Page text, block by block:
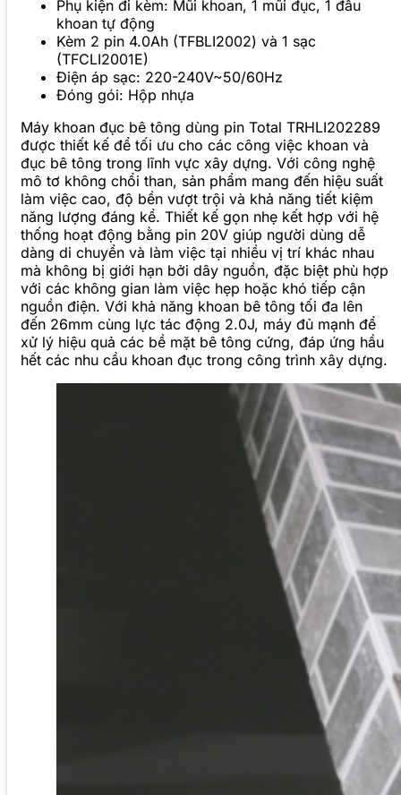
Phụ kiện đi kèm: Mũi khoan, 1 mũi đục, 1 đầu
khoan tự động
Kèm 2 pin 4.0Ah (TFBLI2002) và 1 sạc
(TFCLI2001E)
Điện áp sạc: 220-240V~50/60Hz
Đóng gói: Hộp nhựa
Máy khoan đục bê tông dùng pin Total TRHLI202289
được thiết kế để tối ưu cho các công việc khoan và
đục bê tông trong lĩnh vực xây dựng. Với công nghệ
mô tơ không chổi than, sản phẩm mang đến hiệu suất
làm việc cao, độ bền vượt trội và khả năng tiết kiệm
năng lượng đáng kể. Thiết kế gọn nhẹ kết hợp với hệ
thống hoạt động bằng pin 20V giúp người dùng dễ
dàng di chuyển và làm việc tại nhiều vị trí khác nhau
mà không bị giới hạn bởi dây nguồn, đặc biệt phù hợp
với các không gian làm việc hẹp hoặc khó tiếp cận
nguồn điện. Với khả năng khoan bê tông tối đa lên
đến 26mm cùng lực tác động 2.0J, máy đủ mạnh để
xử lý hiệu quả các bề mặt bê tông cứng, đáp ứng hầu
hết các nhu cầu khoan đục trong công trình xây dựng.